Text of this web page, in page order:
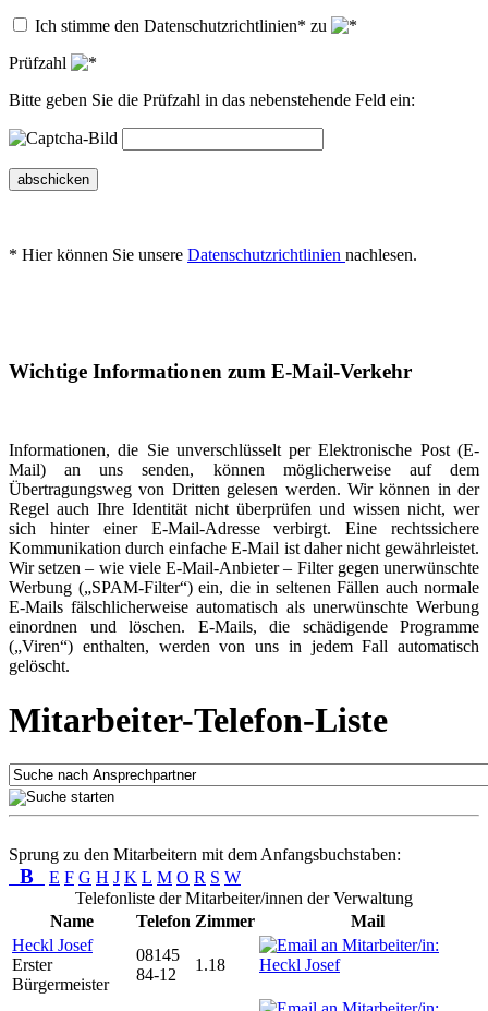
Ich stimme den Datenschutzrichtlinien* zu
Prüfzahl
Bitte geben Sie die Prüfzahl in das nebenstehende Feld ein:
abschicken
* Hier können Sie unsere Datenschutzrichtlinien nachlesen.
Wichtige Informationen zum E-Mail-Verkehr
Informationen, die Sie unverschlüsselt per Elektronische Post (E-
Mail) an uns senden, können möglicherweise auf dem
Übertragungsweg von Dritten gelesen werden. Wir können in der
Regel auch Ihre Identität nicht überprüfen und wissen nicht, wer
sich hinter einer E-Mail-Adresse verbirgt. Eine rechtssichere
Kommunikation durch einfache E-Mail ist daher nicht gewährleistet.
Wir setzen – wie viele E-Mail-Anbieter – Filter gegen unerwünschte
Werbung („SPAM-Filter“) ein, die in seltenen Fällen auch normale
E-Mails fälschlicherweise automatisch als unerwünschte Werbung
einordnen und löschen. E-Mails, die schädigende Programme
(„Viren“) enthalten, werden von uns in jedem Fall automatisch
gelöscht.
Mitarbeiter-Telefon-Liste
Sprung zu den Mitarbeitern mit dem Anfangsbuchstaben:
B E F G H J K L M O R S W
Telefonliste der Mitarbeiter/innen der Verwaltung
Name
Telefon Zimmer
Mail
Heckl Josef
Erster
Bürgermeister
08145
84-12
1.18